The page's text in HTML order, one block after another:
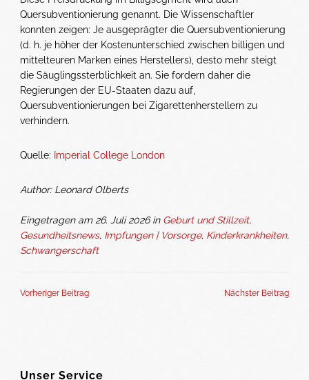
Quersubventionierung genannt. Die Wissenschaftler
konnten zeigen: Je ausgeprägter die Quersubventionierung
(d. h. je höher der Kostenunterschied zwischen billigen und
mittelteuren Marken eines Herstellers), desto mehr steigt
die Säuglingssterblichkeit an. Sie fordern daher die
Regierungen der EU-Staaten dazu auf,
Quersubventionierungen bei Zigarettenherstellern zu
verhindern.
Quelle: Imperial College London
Author: Leonard Olberts
Eingetragen am 26. Juli 2026 in Geburt und Stillzeit,
Gesundheitsnews, Impfungen | Vorsorge, Kinderkrankheiten,
Schwangerschaft
Vorheriger Beitrag Nächster Beitrag
Unser Service